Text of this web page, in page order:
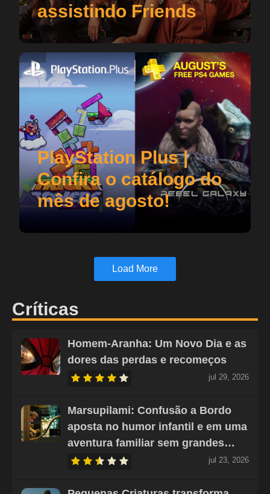
assistindo Friends
PlayStation Plus |
Confira o catálogo do
mês de agosto!
Load More
Críticas
Homem-Aranha: Um Novo Dia e as
dores das perdas e recomeços
jul 29, 2026
Marsupilami: Confusão a Bordo
aposta no humor infantil e em uma
aventura familiar sem grandes…
jul 23, 2026